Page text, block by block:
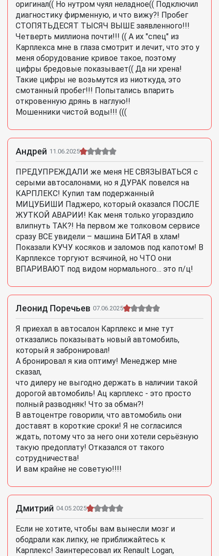
оригинал(( Но нутром чуял неладное(( Подключил
диагностику фирменную, и что вижу?! Пробег
СТОПЯТЬДЕСЯТ ТЫСЯЧ ВЫШЕ заявленного!!!
Четверть миллиона почти!!! (( А их "спец" из
Карплекса мне в глаза смотрит и лечит, что это у
меня оборудование кривое такое, поэтому
цифры бредовые показывает(( Да ни хрена!
Такие цифры не возьмутся из ниоткуда, это
смотанный пробег!!! Попытались впарить
откровенную дрянь в наглую!!
Мошенники чистой воды!!! (((
Андрей 11.06.2025
ПРЕДУПРЕЖДАЛИ же меня НЕ СВЯЗЫВАТЬСЯ с
серыми автосалонами, но я ДУРАК повелся на
КАРПЛЕКС! Купил там подержанный
МИЦУБИШИ Паджеро, который оказался ПОСЛЕ
ЖУТКОЙ АВАРИИ! Как меня только угораздило
влипнуть ТАК?! На первом же толковом сервисе
сразу ВСЕ увидели – машина БИТАЯ в хлам!
Показали КУЧУ косяков и заломов под капотом! В
Карплексе торгуют всячиной, но ЧТО они
ВПАРИВАЮТ под видом нормального… это п/ц!
Леонид Поречьев 07.06.2025
Я приехал в автосалон Карплекс и мне тут
отказались показывать новый автомобиль,
который я забронировал!
А бронировал я киа оптиму! Менеджер мне
сказал,
что дилеру не выгодно держать в наличии такой
дорогой автомобиль! Ац карплекс - это просто
полный разводняк! Что за обман?!
В автоцентре говорили, что автомобиль они
доставят в короткие сроки! Я не согласился
ждать, потому что за него они хотели серьёзную
такую предоплату! Отказался от такого
сотрудничества!
И вам крайне не советую!!!!
Дмитрий 04.05.2025
Если не хотите, чтобы вам вынесли мозг и
ободрали как липку, не приближайтесь к
Карплекс! Заинтересовал их Renault Logan,